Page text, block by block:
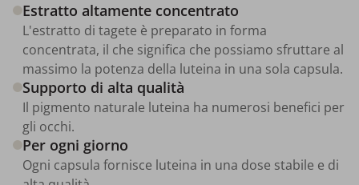
Estratto altamente concentrato
L'estratto di tagete è preparato in forma
concentrata, il che significa che possiamo sfruttare al
massimo la potenza della luteina in una sola capsula.
Supporto di alta qualità
Il pigmento naturale luteina ha numerosi benefici per
gli occhi.
Per ogni giorno
Ogni capsula fornisce luteina in una dose stabile e di